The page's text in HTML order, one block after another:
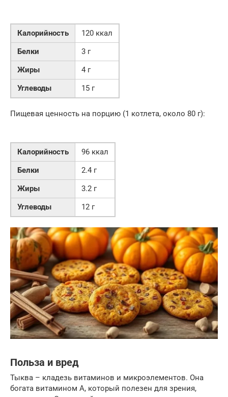
Калорийность
120 ккал
Белки
3 г
Жиры
4 г
Углеводы
15 г
Пищевая ценность на порцию (1 котлета, около 80 г):
Калорийность
96 ккал
Белки
2.4 г
Жиры
3.2 г
Углеводы
12 г
Польза и вред
Тыква – кладезь витаминов и микроэлементов. Она
богата витамином А, который полезен для зрения,